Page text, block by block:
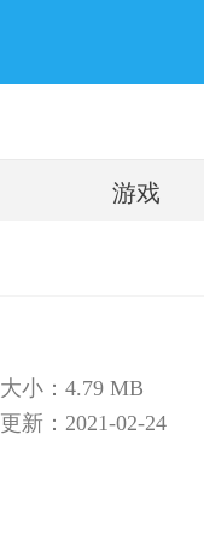
游戏
大小：4.79 MB
更新：2021-02-24